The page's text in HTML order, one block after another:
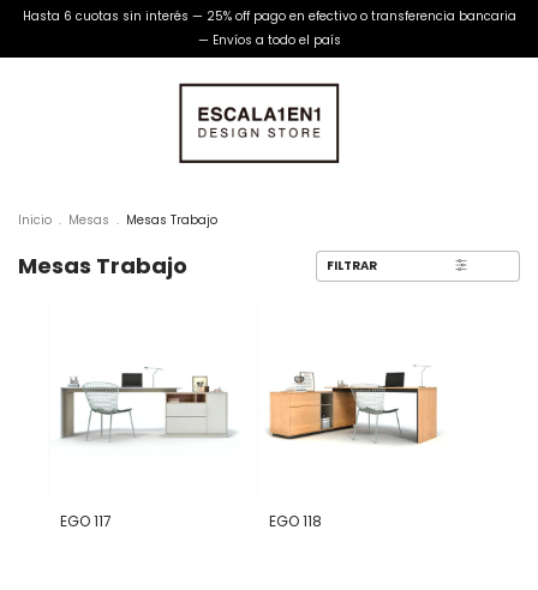
Hasta 6 cuotas sin interés — 25% off pago en efectivo o transferencia bancaria
— Envíos a todo el país
Inicio . Mesas . Mesas Trabajo
Mesas Trabajo FILTRAR
EGO 117 EGO 118